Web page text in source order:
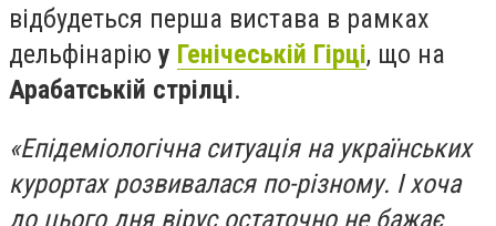
відбудеться перша вистава в рамках
дельфінарію у Генічеській Гірці, що на
Арабатській стрілці.
«Епідеміологічна ситуація на українських
курортах розвивалася по-різному. І хоча
до цього дня вірус остаточно не бажає